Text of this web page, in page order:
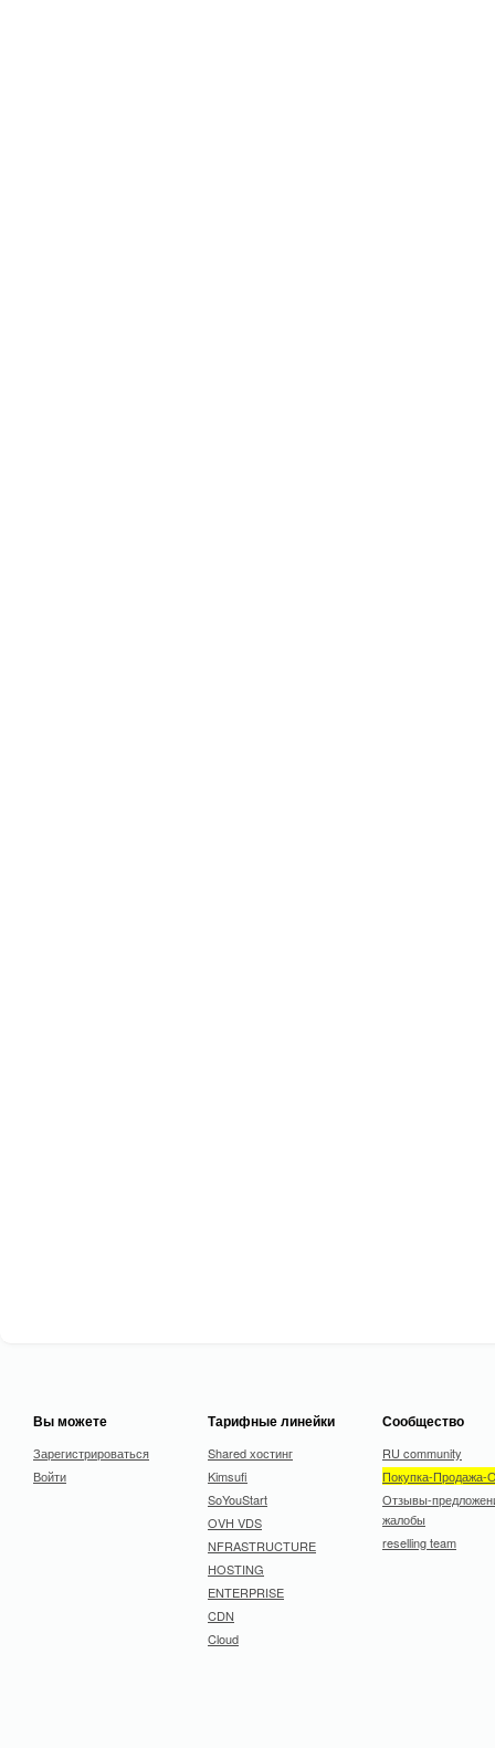
Вы можете
Зарегистрироваться
Войти
Тарифные линейки
Shared хостинг
Kimsufi
SoYouStart
OVH VDS
NFRASTRUCTURE
HOSTING
ENTERPRISE
CDN
Cloud
Сообщество
RU community
Покупка-Продажа-
Отзывы-
жалобы
reselling team